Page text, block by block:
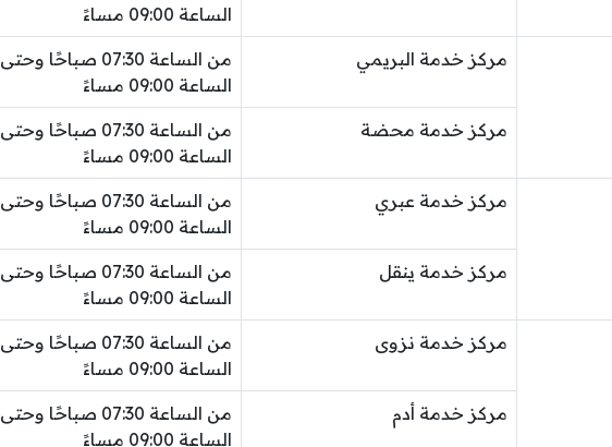
الساعة 09:00 مساءً
مركز خدمة البريمي
من الساعة 07:30 صباحًا وحتى
الساعة 09:00 مساءً
مركز خدمة محضة
من الساعة 07:30 صباحًا وحتى
الساعة 09:00 مساءً
مركز خدمة عبري
من الساعة 07:30 صباحًا وحتى
الساعة 09:00 مساءً
مركز خدمة ينقل
من الساعة 07:30 صباحًا وحتى
الساعة 09:00 مساءً
مركز خدمة نزوى
من الساعة 07:30 صباحًا وحتى
الساعة 09:00 مساءً
مركز خدمة أدم
من الساعة 07:30 صباحًا وحتى
الساعة 09:00 مساءً